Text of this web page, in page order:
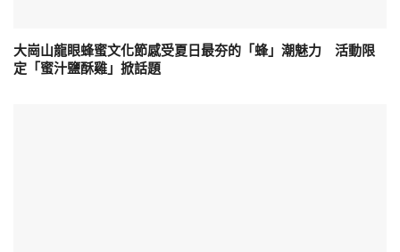
大崗山龍眼蜂蜜文化節感受夏日最夯的「蜂」潮魅力 活動限
定「蜜汁鹽酥雞」掀話題